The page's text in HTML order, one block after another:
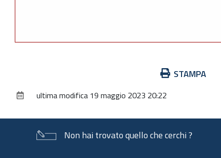
documento
STAMPA
ultima modifica 19 maggio 2023 20:22
Non hai trovato quello che cerchi ?